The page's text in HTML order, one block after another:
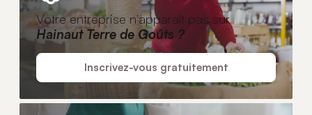
Votre entreprise n'apparaît pas sur
Hainaut Terre de Goûts ?
Inscrivez-vous gratuitement